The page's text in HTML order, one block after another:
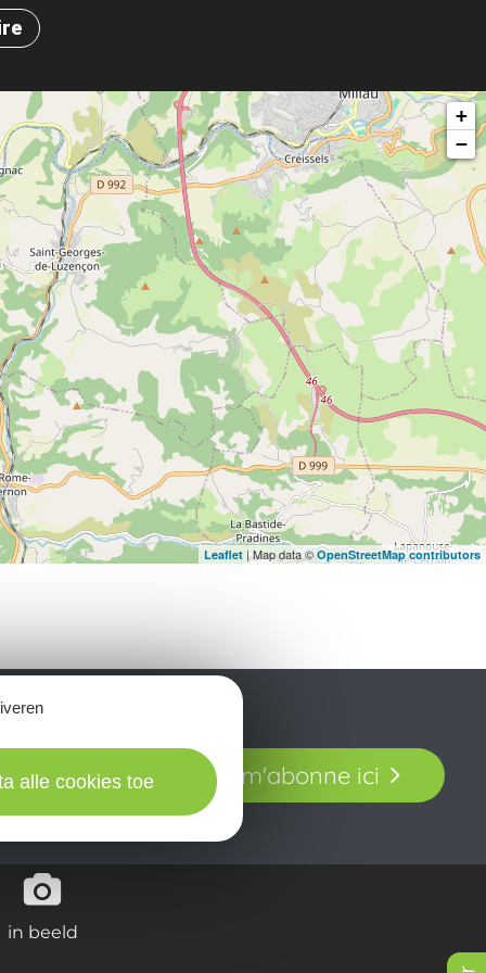
+
−
Leaflet | Map data © OpenStreetMap contributors
laissez-vous
en Aveyron.
Je m'abonne ici
in beeld
alle cookies toe